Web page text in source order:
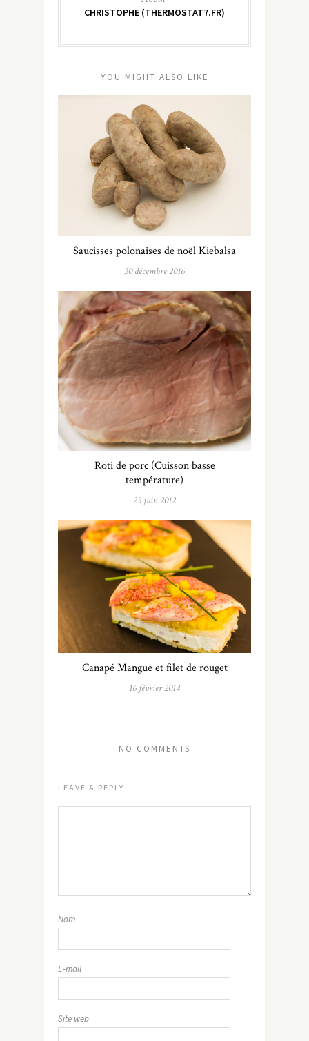
CHRISTOPHE (THERMOSTAT7.FR)
YOU MIGHT ALSO LIKE
Saucisses polonaises de noël Kiebalsa
30 décembre 2016
Roti de porc (Cuisson basse
température)
25 juin 2012
Canapé Mangue et filet de rouget
16 février 2014
NO COMMENTS
LEAVE A REPLY
Nom
E-mail
Site web